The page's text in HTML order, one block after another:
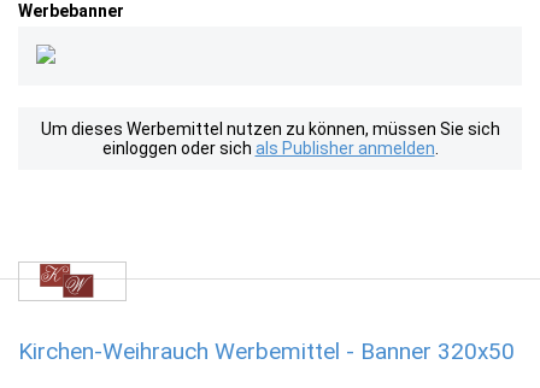
Werbebanner
Um dieses Werbemittel nutzen zu können, müssen Sie sich
einloggen oder sich als Publisher anmelden
Kirchen-Weihrauch Werbemittel - Banner 320x50